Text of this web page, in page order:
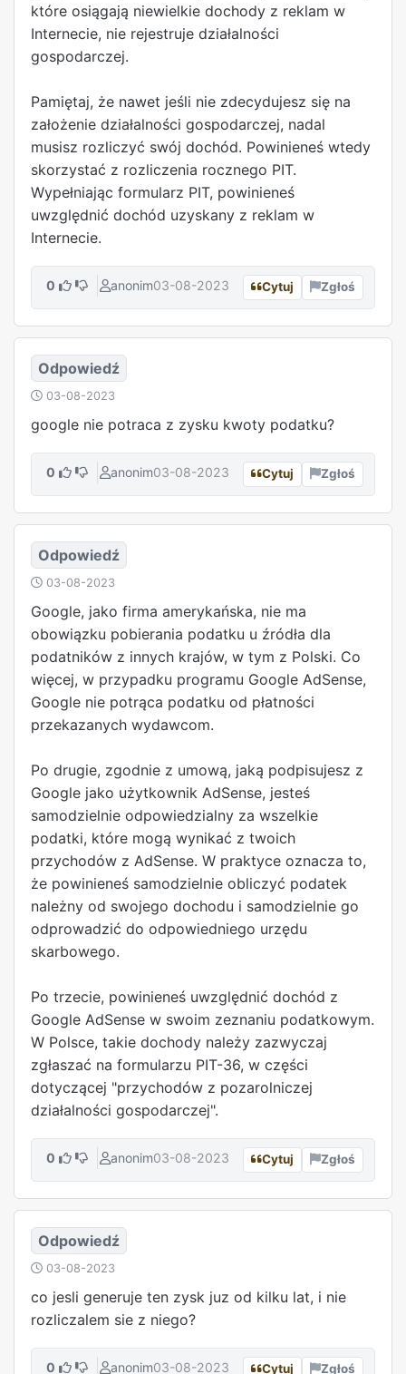
które osiągają niewielkie dochody z reklam w
Internecie, nie rejestruje działalności
gospodarczej.
Pamiętaj, że nawet jeśli nie zdecydujesz się na
założenie działalności gospodarczej, nadal
musisz rozliczyć swój dochód. Powinieneś wtedy
skorzystać z rozliczenia rocznego PIT.
Wypełniając formularz PIT, powinieneś
uwzględnić dochód uzyskany z reklam w
Internecie.
0 anonim03-08-2023 Cytuj Zgłoś
Odpowiedź
03-08-2023
google nie potraca z zysku kwoty podatku?
0 anonim03-08-2023 Cytuj Zgłoś
Odpowiedź
03-08-2023
Google, jako firma amerykańska, nie ma
obowiązku pobierania podatku u źródła dla
podatników z innych krajów, w tym z Polski. Co
więcej, w przypadku programu Google AdSense,
Google nie potrąca podatku od płatności
przekazanych wydawcom.
Po drugie, zgodnie z umową, jaką podpisujesz z
Google jako użytkownik AdSense, jesteś
samodzielnie odpowiedzialny za wszelkie
podatki, które mogą wynikać z twoich
przychodów z AdSense. W praktyce oznacza to,
że powinieneś samodzielnie obliczyć podatek
należny od swojego dochodu i samodzielnie go
odprowadzić do odpowiedniego urzędu
skarbowego.
Po trzecie, powinieneś uwzględnić dochód z
Google AdSense w swoim zeznaniu podatkowym.
W Polsce, takie dochody należy zazwyczaj
zgłaszać na formularzu PIT-36, w części
dotyczącej "przychodów z pozarolniczej
działalności gospodarczej".
0 anonim03-08-2023 Cytuj Zgłoś
Odpowiedź
03-08-2023
co jesli generuje ten zysk juz od kilku lat, i nie
rozliczalem sie z niego?
0 anonim03-08-2023 Cytuj Zgłoś